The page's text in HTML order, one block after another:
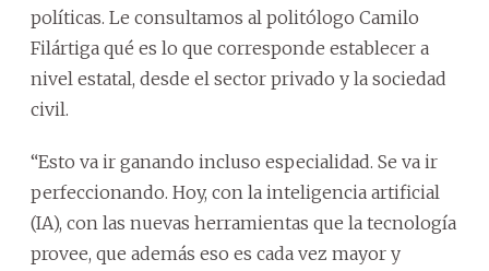
políticas. Le consultamos al politólogo Camilo
Filártiga qué es lo que corresponde establecer a
nivel estatal, desde el sector privado y la sociedad
civil.
“Esto va ir ganando incluso especialidad. Se va ir
perfeccionando. Hoy, con la inteligencia artificial
(IA), con las nuevas herramientas que la tecnología
provee, que además eso es cada vez mayor y